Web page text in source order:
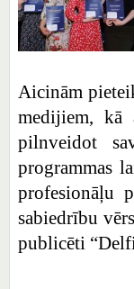
Aicinām
medijiem, kā
pilnveidot
programmas
profesionāļu
sabiedrību
publicēti